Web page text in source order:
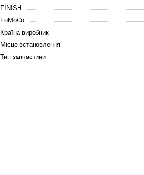
FINISH
FoMoCo
Країна виробник
Місце встановлення
Тип запчастини